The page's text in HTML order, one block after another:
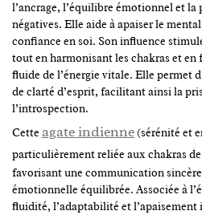
l’ancrage, l’équilibre émotionnel et
négatives. Elle aide à apaiser le
confiance en soi. Son influence
tout en harmonisant les chakras et
fluide de l’énergie vitale. Elle permet
de clarté d’esprit, facilitant ainsi la
l’introspection.
Cette agate indienne (sérénité et
particulièrement reliée aux chakras
favorisant une communication
émotionnelle équilibrée. Associée à
fluidité, l’adaptabilité et